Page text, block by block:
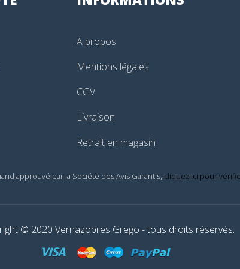
A propos
Mentions légales
CGV
Livraison
Retrait en magasin
approuvé par la Société des Avis Garantis, cliquez ici pour
© 2020 Vernazobres Grego - tous droits réservés.